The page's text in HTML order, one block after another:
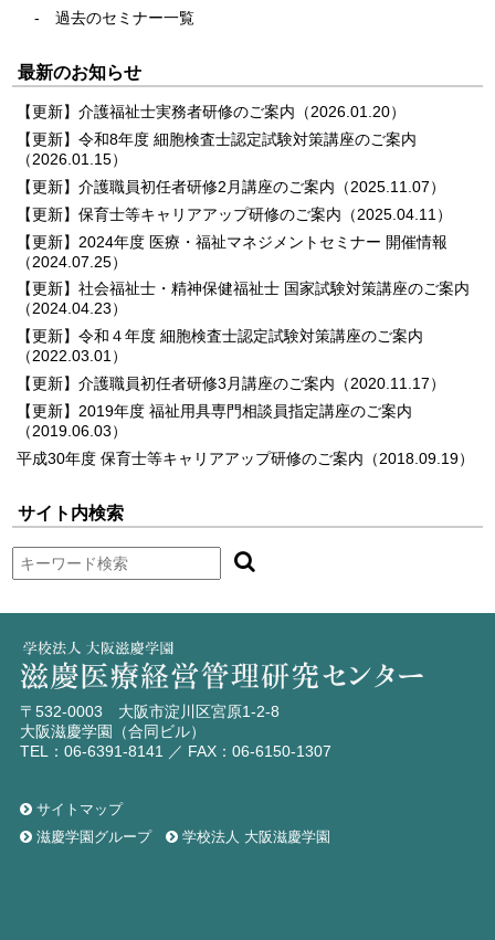
過去のセミナー一覧
最新のお知らせ
【更新】介護福祉士実務者研修のご案内 （2026.01.20）
【更新】令和8年度 細胞検査士認定試験対策講座のご案内
（2026.01.15）
【更新】介護職員初任者研修2月講座のご案内 （2025.11.07）
【更新】保育士等キャリアアップ研修のご案内 （2025.04.11）
【更新】2024年度 医療・福祉マネジメントセミナー 開催情報
（2024.07.25）
【更新】社会福祉士・精神保健福祉士 国家試験対策講座のご案内
（2024.04.23）
【更新】令和４年度 細胞検査士認定試験対策講座のご案内
（2022.03.01）
【更新】介護職員初任者研修3月講座のご案内 （2020.11.17）
【更新】2019年度 福祉用具専門相談員指定講座のご案内
（2019.06.03）
平成30年度 保育士等キャリアアップ研修のご案内 （2018.09.19）
サイト内検索
〒532-0003 大阪市淀川区宮原1-2-8
大阪滋慶学園（合同ビル）
TEL：06-6391-8141 ／ FAX：06-6150-1307
サイトマップ
滋慶学園グループ
学校法人 大阪滋慶学園